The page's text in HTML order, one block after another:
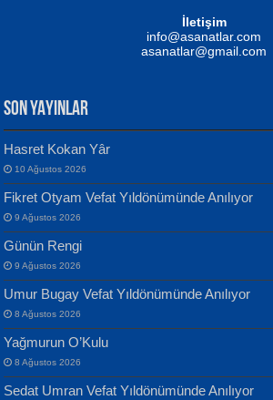
MUSTAFA KELOĞLU
Yarına İz Bırakmak...
ATİLLA ÖZEN
Sultan Olmadan Önce Eyüp...
Yılmaz Ekinci
Geceye Söylenen...
Banu Sancak
Defterimden İçeri...
İletişim
info@asanatlar.com
asanatlar@gmail.com
SON YAYINLAR
Hasret Kokan Yâr
10 Ağustos 2026
Fikret Otyam Vefat Yıldönümünde Anılıyor
9 Ağustos 2026
Günün Rengi
9 Ağustos 2026
Umur Bugay Vefat Yıldönümünde Anılıyor
8 Ağustos 2026
Yağmurun O’Kulu
8 Ağustos 2026
Sedat Umran Vefat Yıldönümünde Anılıyor